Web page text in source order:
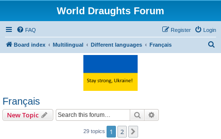
World Draughts Forum
FAQ Login
Register
Board index Multilingual Different languages Français
Français
New Topic Search
29 topics 1 2